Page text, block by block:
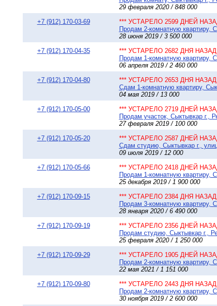
29 февраля 2020 / 848 000
+7 (912) 170-03-69
*** УСТАРЕЛО 2599 ДНЕЙ
Продам 2-комнатную квартиру,
28 июня 2019 / 3 500 000
+7 (912) 170-04-35
*** УСТАРЕЛО 2682 ДНЯ НАЗАД
Продам 1-комнатную квартиру,
06 апреля 2019 / 2 460 000
+7 (912) 170-04-80
*** УСТАРЕЛО 2653 ДНЯ НАЗАД
Сдам 1-комнатную квартиру,
04 мая 2019 / 13 000
+7 (912) 170-05-00
*** УСТАРЕЛО 2719 ДНЕЙ
Продам участок, Сыктывкар г.,
27 февраля 2019 / 100 000
+7 (912) 170-05-20
*** УСТАРЕЛО 2587 ДНЕЙ
Сдам студию, Сыктывкар г.,
09 июля 2019 / 12 000
+7 (912) 170-05-66
*** УСТАРЕЛО 2418 ДНЕЙ
Продам 1-комнатную квартиру,
25 декабря 2019 / 1 900 000
+7 (912) 170-09-15
*** УСТАРЕЛО 2384 ДНЯ НАЗАД
Продам 3-комнатную квартиру,
28 января 2020 / 6 490 000
+7 (912) 170-09-19
*** УСТАРЕЛО 2356 ДНЕЙ
Продам студию, Сыктывкар г.,
25 февраля 2020 / 1 250 000
+7 (912) 170-09-29
*** УСТАРЕЛО 1905 ДНЕЙ
Продам 2-комнатную квартиру,
22 мая 2021 / 1 151 000
+7 (912) 170-09-80
*** УСТАРЕЛО 2443 ДНЯ НАЗАД
Продам 2-комнатную квартиру,
30 ноября 2019 / 2 600 000